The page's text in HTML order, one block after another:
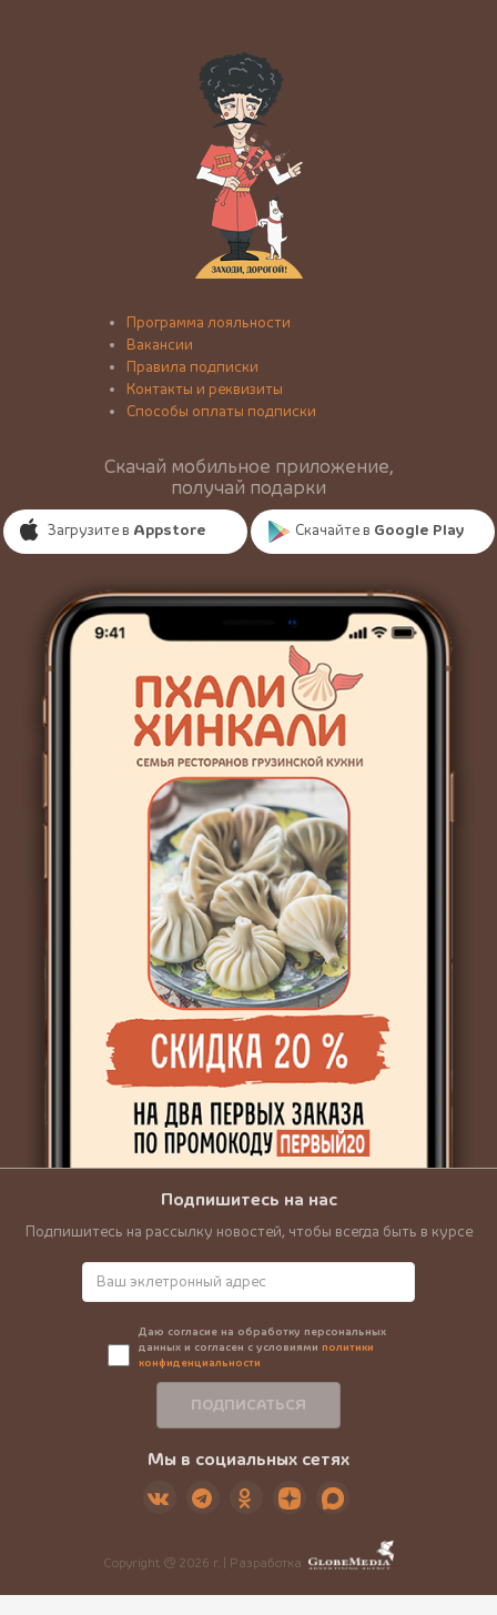
Программа лояльности
Вакансии
Правила подписки
Контакты и реквизиты
Способы оплаты подписки
Скачай мобильное приложение,
получай подарки
Загрузите в Appstore Скачайте в Google Play
Подпишитесь на нас
Подпишитесь на рассылку новостей, чтобы всегда быть в курсе
Даю согласие на обработку персональных
данных и согласен с условиями политики
конфиденциальности
ПОДПИСАТЬСЯ
Мы в социальных сетях
Copyright @ 2026 г. | Разработка